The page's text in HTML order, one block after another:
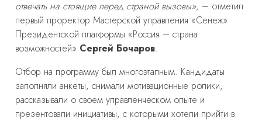
отвечать на стоящие перед страной вызовы», – отметил
первый проректор Мастерской управления «Сенеж»
Президентской платформы «Россия – страна
возможностей» Сергей Бочаров.
Отбор на программу был многоэтапным. Кандидаты
заполняли анкеты, снимали мотивационные ролики,
рассказывали о своем управленческом опыте и
презентовали инициативы, с которыми хотели прийти в